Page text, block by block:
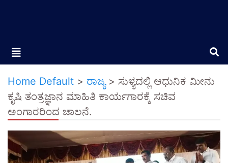
Home Default > ರಾಜ್ಯ> ಸುಳ್ಯದಲ್ಲಿ ಆಧುನಿಕ ಮೀನು
ಕೃಷಿ ತಂತ್ರಜ್ಞಾನ ಮಾಹಿತಿ ಕಾರ್ಯಗಾರಕ್ಕೆ ಸಚಿವ
ಅಂಗಾರರಿಂದ ಚಾಲನೆ.